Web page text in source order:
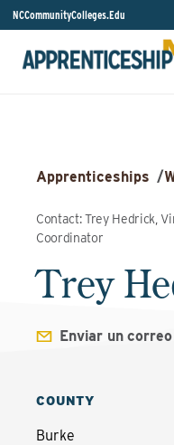
NCCommunityColleges.Edu
Apprenticeships /
Contact: Trey Hedrick,
Coordinator
Trey
Enviar un
COUNTY
Burke